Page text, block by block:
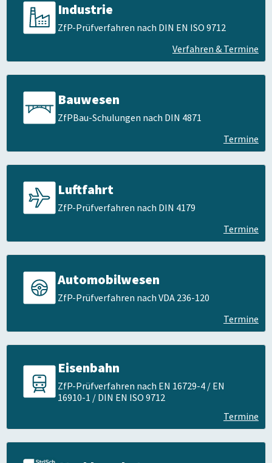
Industrie
ZfP-Prüfverfahren nach DIN EN ISO 9712
Verfahren & Termine
Bauwesen
ZfPBau-Schulungen nach DIN 4871
Termine
Luftfahrt
ZfP-Prüfverfahren nach DIN 4179
Termine
Automobilwesen
ZfP-Prüfverfahren nach VDA 236-120
Termine
Eisenbahn
ZfP-Prüfverfahren nach EN 16729-4 / EN
16910-1 / DIN EN ISO 9712
Termine